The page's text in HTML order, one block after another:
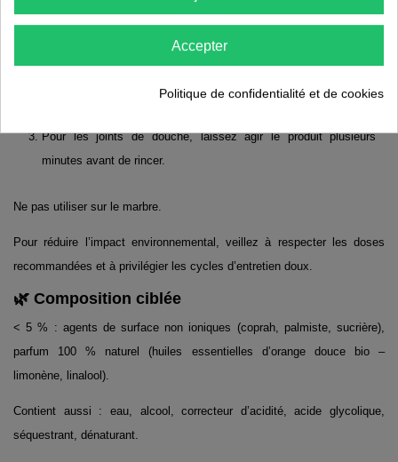
🫧 Conseils d’utilisation
Vaporisez directement sur la surface à nettoyer, laissez agir
quelques instants, puis passez une éponge humide.
Pour les joints de douche, laissez agir le produit plusieurs
minutes avant de rincer.
Ne pas utiliser sur le marbre.
Pour réduire l’impact environnemental, veillez à respecter les doses
recommandées et à privilégier les cycles d’entretien doux.
🌿 Composition ciblée
< 5 % : agents de surface non ioniques (coprah, palmiste, sucrière),
parfum 100 % naturel (huiles essentielles d’orange douce bio –
limonène, linalool).
Contient aussi : eau, alcool, correcteur d’acidité, acide glycolique,
séquestrant, dénaturant.
Accepter
Politique de confidentialité et de cookies